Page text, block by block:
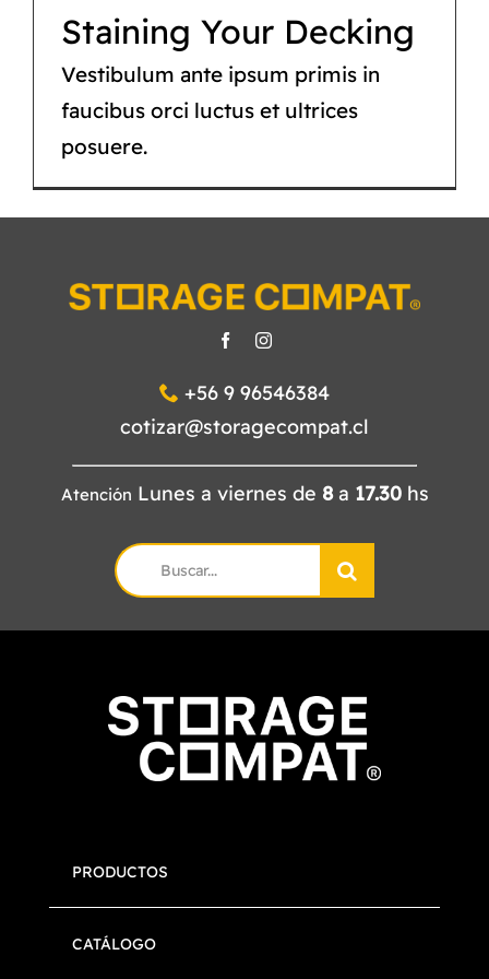
CONTACTO
Staining Your Decking
Vestibulum ante ipsum primis in
faucibus orci luctus et ultrices
posuere.
+56 9 96546384
cotizar@storagecompat.cl
Atención Lunes a viernes de 8a 17.30hs
Search
for:
PRODUCTOS
CATÁLOGO